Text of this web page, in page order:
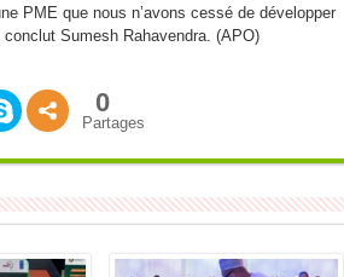
PME que nous n’avons cessé de développer
conclut Sumesh Rahavendra. (APO)
0
Partages